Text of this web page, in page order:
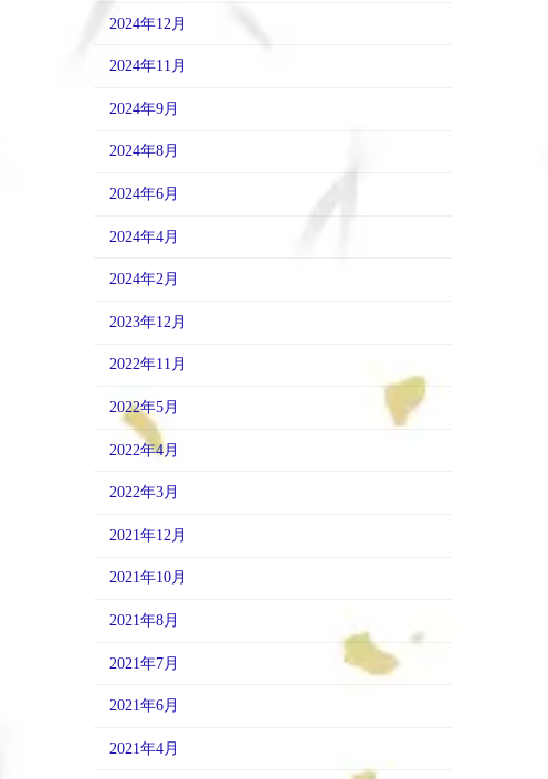
2024年12月
2024年11月
2024年9月
2024年8月
2024年6月
2024年4月
2024年2月
2023年12月
2022年11月
2022年5月
2022年4月
2022年3月
2021年12月
2021年10月
2021年8月
2021年7月
2021年6月
2021年4月